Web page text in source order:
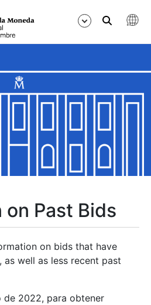
Past Bids
on bids that have
as well as less recent past
2022, para obtener